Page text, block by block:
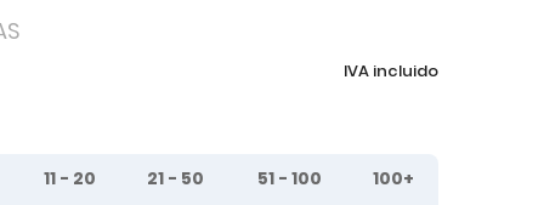
IVA incluido
11 - 20 21 - 50 51 - 100
100+